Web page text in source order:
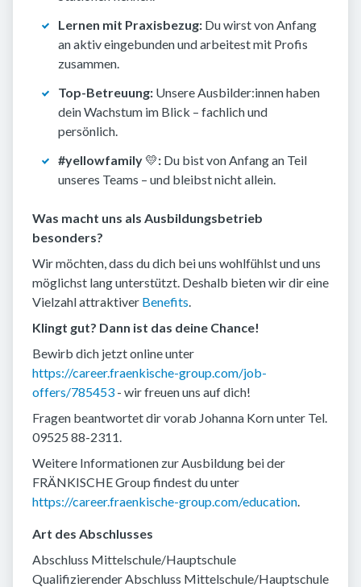
Lernen mit Praxisbezug: Du wirst von Anfang
an aktiv eingebunden und arbeitest mit Profis
zusammen.
Top-Betreuung: Unsere Ausbilder:innen haben
dein Wachstum im Blick – fachlich und
persönlich.
#yellowfamily 💛: Du bist von Anfang an Teil
unseres Teams – und bleibst nicht allein.
Was macht uns als Ausbildungsbetrieb
besonders?
Wir möchten, dass du dich bei uns wohlfühlst und uns
möglichst lang unterstützt. Deshalb bieten wir dir eine
Vielzahl attraktiver Benefits.
Klingt gut? Dann ist das deine Chance!
Bewirb dich jetzt online unter
https://career.fraenkische-group.com/job-
offers/785453 - wir freuen uns auf dich!
Fragen beantwortet dir vorab Johanna Korn unter Tel.
09525 88-2311.
Weitere Informationen zur Ausbildung bei der
FRÄNKISCHE Group findest du unter
https://career.fraenkische-group.com/education.
Art des Abschlusses
Abschluss Mittelschule/Hauptschule
Qualifizierender Abschluss Mittelschule/Hauptschule